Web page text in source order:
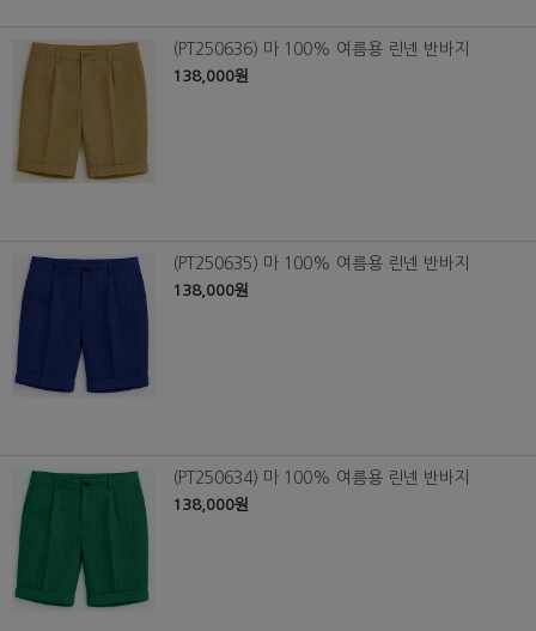
(PT250636) 마 100% 여름용 린넨 반바지
138,000원
(PT250635) 마 100% 여름용 린넨 반바지
138,000원
(PT250634) 마 100% 여름용 린넨 반바지
138,000원